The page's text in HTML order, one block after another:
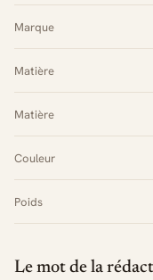
Marque
Matière
Matière
Couleur
Poids
Le mot de la